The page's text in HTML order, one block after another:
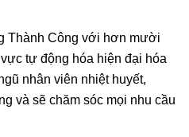
Thành Công với hơn mười
tự động hóa hiện đại hóa
nhân viên nhiệt huyết,
và sẽ chăm sóc mọi nhu cầu